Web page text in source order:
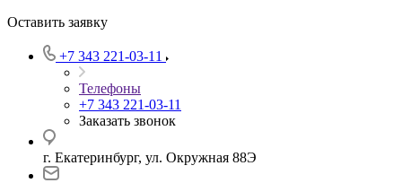
Оставить заявку
+7 343 221-03-11
Телефоны
+7 343 221-03-11
Заказать звонок
г. Екатеринбург, ул. Окружная 88Э